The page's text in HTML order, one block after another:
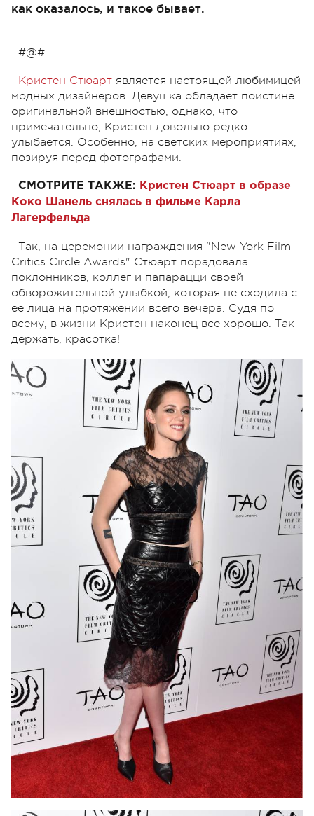
как оказалось, и такое бывает.
#@#
Кристен Стюарт является настоящей любимицей
модных дизайнеров. Девушка обладает поистине
оригинальной внешностью, однако, что
примечательно, Кристен довольно редко
улыбается. Особенно, на светских мероприятиях,
позируя перед фотографами.
СМОТРИТЕ ТАКЖЕ: Кристен Стюарт в образе
Коко Шанель снялась в фильме Карла
Лагерфельда
Так, на церемонии награждения "New York Film
Critics Circle Awards" Стюарт порадовала
поклонников, коллег и папарацци своей
обворожительной улыбкой, которая не сходила с
ее лица на протяжении всего вечера. Судя по
всему, в жизни Кристен наконец все хорошо. Так
держать, красотка!